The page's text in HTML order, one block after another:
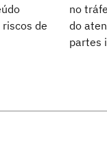
de
no
do
partes